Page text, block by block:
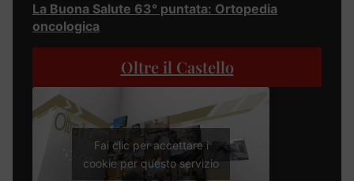
La Buona Salute 63° puntata: Ortopedia
oncologica
Oltre il Castello
Fai clic per accettare i
cookie per questo servizio